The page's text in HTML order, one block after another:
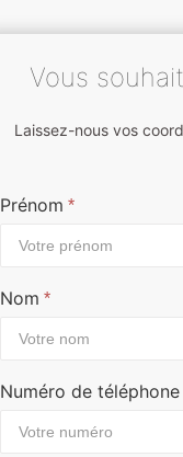
Vous
Laissez-nous vos
Prénom *
Nom *
Numéro de téléphone